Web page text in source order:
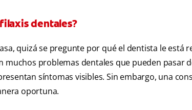
dentales?
quizá se pregunte por qué el dentista le está
muchos problemas dentales que pueden pasar
síntomas visibles. Sin embargo, una
oportuna.